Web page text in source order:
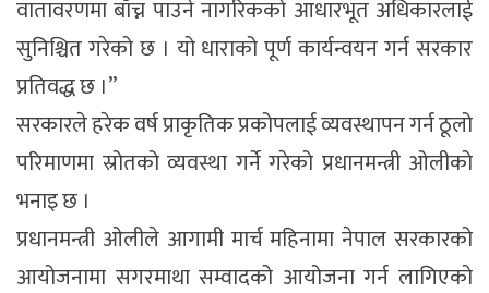
वातावरणमा बाँच्न पाउने नागरिकको आधारभूत अधिकारलाई
सुनिश्चित गरेको छ । यो धाराको पूर्ण कार्यन्वयन गर्न सरकार
प्रतिवद्ध छ ।”
सरकारले हरेक वर्ष प्राकृतिक प्रकोपलाई व्यवस्थापन गर्न ठूलो
परिमाणमा स्रोतको व्यवस्था गर्ने गरेको प्रधानमन्त्री ओलीको
भनाइ छ ।
प्रधानमन्त्री ओलीले आगामी मार्च महिनामा नेपाल सरकारको
आयोजनामा सगरमाथा सम्वादको आयोजना गर्न लागिएको